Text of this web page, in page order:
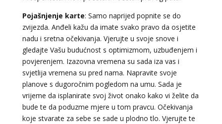
Pojašnjenje karte: Samo naprijed popnite se do
zvijezda. Anđeli kažu da imate svako pravo da osjetite
nadu i sretna očekivanja. Vjerujte u svoje snove i
gledajte Vašu budućnost s optimizmom, uzbuđenjem i
povjerenjem. Izazovna vremena su sada iza vas i
svjetlija vremena su pred nama. Napravite svoje
planove s dugoročnim pogledom na umu. Sada je
vrijeme da isplanirate svoj život onako kako vi želite da
bude te da poduzme mjere u tom pravcu. Očekivanja
koje stvarate za sebe se sade u plodno tlo. Vjerujte te
TEHNIKE:sudbinske karte, anđeoske poruke
Broj tel: 064/600-600
tel:0,93€ - mob:1,12€ min
DENI/ Kod 15
Tarot savjetnik je zauzet
TEHNIKE:tarot, tarot marseille, ljubavni tarot, visak